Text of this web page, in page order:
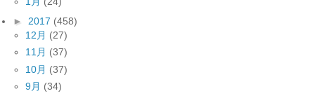
► 2017 (458)
12月 (27)
11月 (37)
10月 (37)
9月 (34)